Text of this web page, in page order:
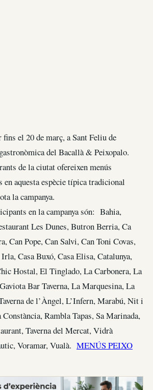
fins el 20 de març, a Sant Feliu de
del Bacallà & Peixopalo.
de la ciutat ofereixen menús
en aquesta espècie típica tradicional
la campanya.
en la campanya són: Bahia,
Les Dunes, Butron Berria, Ca
Can Pope, Can Salvi, Can Toni Covas,
Casa Buxó, Casa Elisa, Catalunya,
Hostal, El Tinglado, La Carbonera, La
Bar Taverna, La Marquesina, La
de l’Àngel, L’Infern, Marabú, Nit i
Rambla Tapas, Sa Marinada,
Taverna del Mercat, Vidrà
Voramar, Vualà. MENÚS PEIXO